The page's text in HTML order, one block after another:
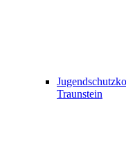
Traunstein